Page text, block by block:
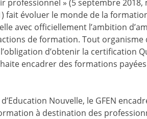
professionnel » (5 septembre 2018,
fait évoluer le monde de la
avec officiellement l’ambition
de formation. Tout organisme
d’obtenir la certification
encadrer des formations
Nouvelle, le GFEN
à destination des